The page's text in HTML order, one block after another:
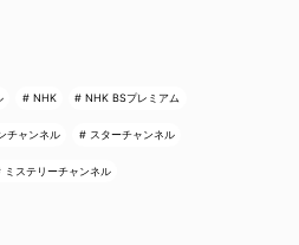
NHK NHK BSプレミアム
チャンネル スターチャンネル
ミステリーチャンネル